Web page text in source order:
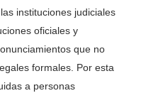
instituciones judiciales
oficiales y
que no
formales. Por esta
a personas